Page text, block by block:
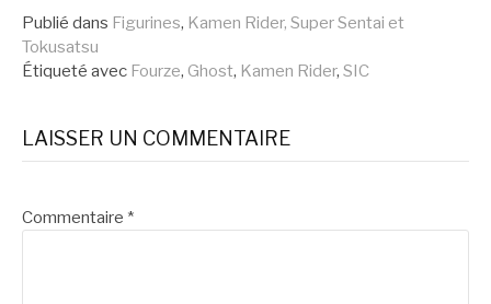
suite
Publié dans Figurines, Kamen Rider, Super Sentai et
Tokusatsu
Étiqueté avec Fourze, Ghost, Kamen Rider, SIC
LAISSER UN COMMENTAIRE
Commentaire *